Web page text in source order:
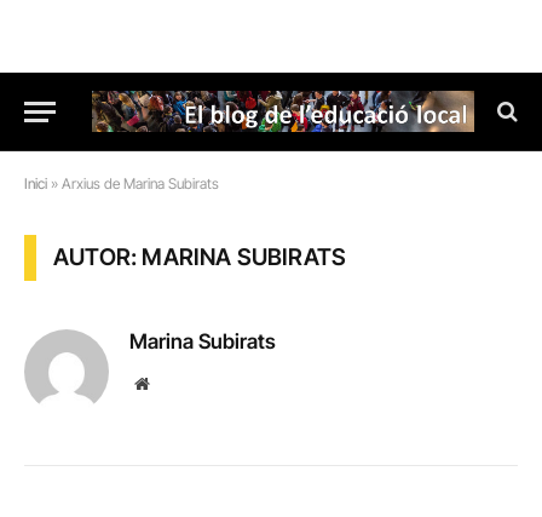
Inici » Arxius de Marina Subirats
AUTOR: MARINA SUBIRATS
Marina Subirats
Website